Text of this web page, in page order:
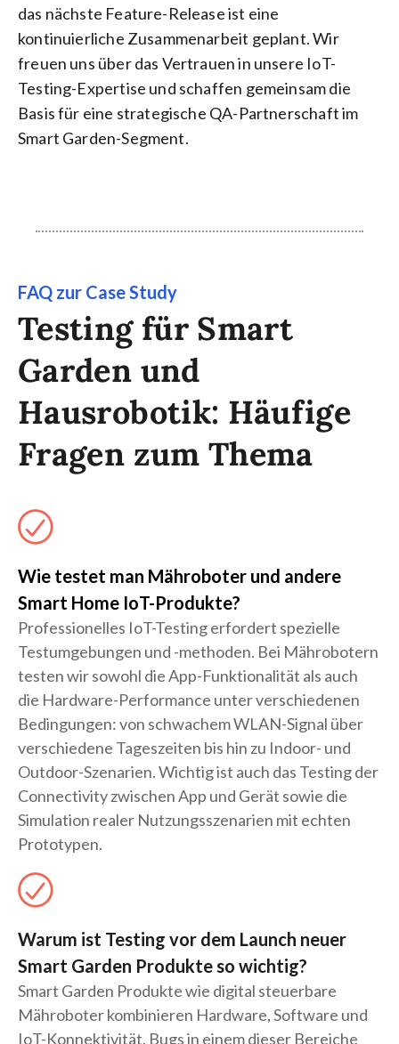
das nächste Feature-Release ist eine
kontinuierliche Zusammenarbeit geplant. Wir
freuen uns über das Vertrauen in unsere IoT-
Testing-Expertise und schaffen gemeinsam die
Basis für eine strategische QA-Partnerschaft im
Smart Garden-Segment.
FAQ zur Case Study
Testing für Smart
Garden und
Hausrobotik: Häufige
Fragen zum Thema
Wie testet man Mähroboter und andere
Smart Home IoT-Produkte?
Professionelles IoT-Testing erfordert spezielle
Testumgebungen und -methoden. Bei Mährobotern
testen wir sowohl die App-Funktionalität als auch
die Hardware-Performance unter verschiedenen
Bedingungen: von schwachem WLAN-Signal über
verschiedene Tageszeiten bis hin zu Indoor- und
Outdoor-Szenarien. Wichtig ist auch das Testing der
Connectivity zwischen App und Gerät sowie die
Simulation realer Nutzungsszenarien mit echten
Prototypen.
Warum ist Testing vor dem Launch neuer
Smart Garden Produkte so wichtig?
Smart Garden Produkte wie digital steuerbare
Mähroboter kombinieren Hardware, Software und
IoT-Konnektivität. Bugs in einem dieser Bereiche